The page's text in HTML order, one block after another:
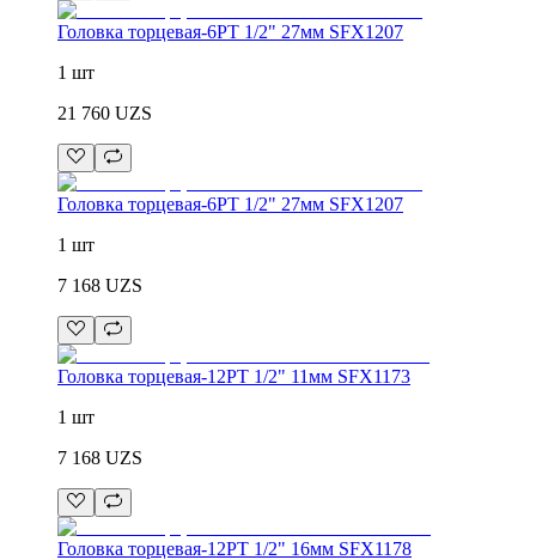
Головка торцевая-6PT 1/2" 27мм SFX1207
1 шт
21 760 UZS
Головка торцевая-6PT 1/2" 27мм SFX1207
1 шт
7 168 UZS
Головка торцевая-12PT 1/2" 11мм SFX1173
1 шт
7 168 UZS
Головка торцевая-12PT 1/2" 16мм SFX1178